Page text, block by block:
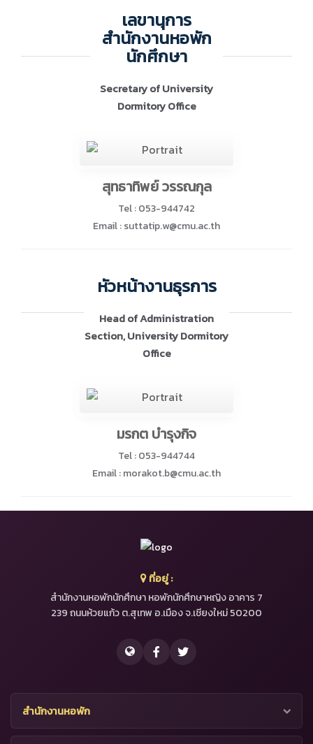
เลขานุการ
สำนักงานหอพัก
นักศึกษา
Secretary of University
Dormitory Office
สุทธาทิพย์ วรรณกุล
Tel : 053-944742
Email : suttatip.w@cmu.ac.th
หัวหน้างานธุรการ
Head of Administration
Section, University Dormitory
Office
มรกต บำรุงกิจ
Tel : 053-944744
Email : morakot.b@cmu.ac.th
ที่อยู่ :
สำนักงานหอพักนักศึกษา หอพักนักศึกษาหญิง อาคาร 7
239 ถนนห้วยแก้ว ต.สุเทพ อ.เมือง จ.เชียงใหม่ 50200
สำนักงานหอพัก